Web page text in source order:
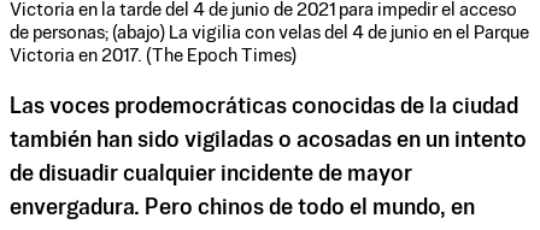
Victoria en la tarde del 4 de junio de 2021 para impedir el acceso
de personas; (abajo) La vigilia con velas del 4 de junio en el Parque
Victoria en 2017. (The Epoch Times)
Las voces prodemocráticas conocidas de la ciudad
también han sido vigiladas o acosadas en un intento
de disuadir cualquier incidente de mayor
envergadura. Pero chinos de todo el mundo, en